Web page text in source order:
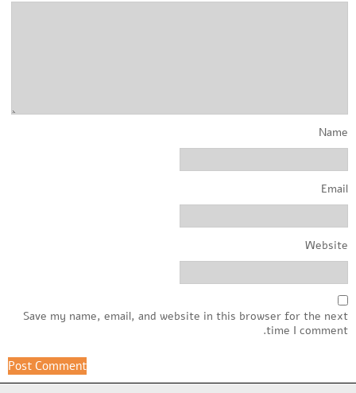
Name
Email
Website
Save my name, email, and website in this browser for the next
time I comment.